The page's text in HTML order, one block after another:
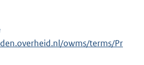
owms/terms/Pr